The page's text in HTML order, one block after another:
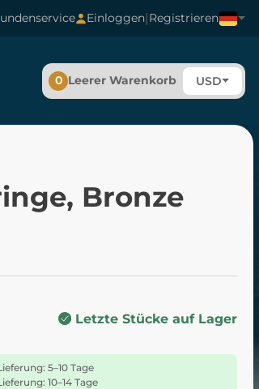
Einloggen|Registrieren
0 Leerer Warenkorb USD
Bronze
Letzte Stücke auf Lager
5–10 Tage
10–14 Tage